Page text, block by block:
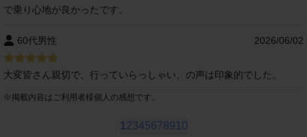
で乗り心地が良かったです。
60代男性 2026/06/02
大変皆さん親切で、行っていらっしゃい、の声は印象的でした。
※ 掲載内容はご利用者様個人の感想です。
123456 78910